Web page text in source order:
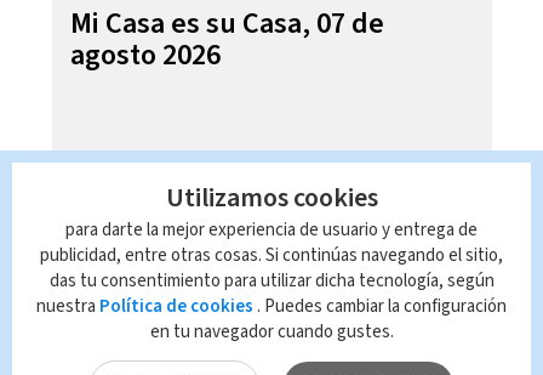
Mi Casa es su Casa, 07 de
agosto 2026
Utilizamos cookies
para darte la mejor experiencia de usuario y entrega de
publicidad, entre otras cosas. Si continúas navegando el sitio,
das tu consentimiento para utilizar dicha tecnología, según
nuestra Política de cookies . Puedes cambiar la configuración
en tu navegador cuando gustes.